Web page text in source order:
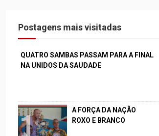
Postagens mais visitadas
QUATRO SAMBAS PASSAM PARA A FINAL
NA UNIDOS DA SAUDADE
A FORÇA DA NAÇÃO
ROXO E BRANCO